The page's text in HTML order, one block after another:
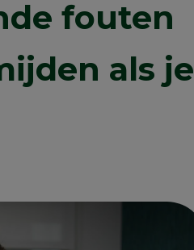
fouten
als je